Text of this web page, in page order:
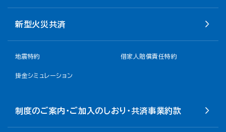
新型火災共済
地震特約 借家人賠償責任特約
掛金シミュレーション
制度のご案内・ご加入のしおり・共済事業約款